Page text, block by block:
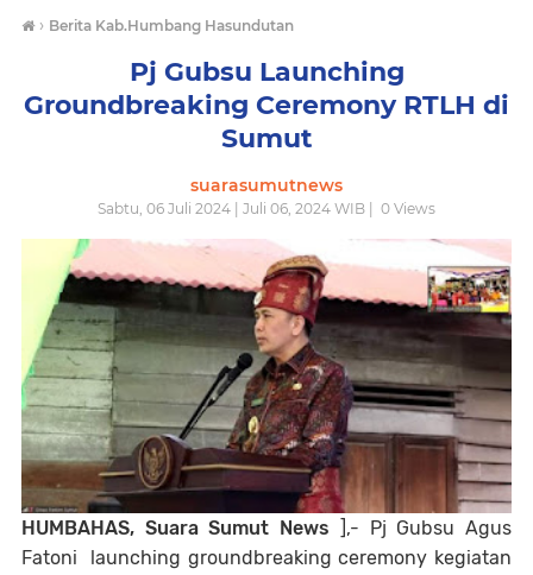
› Berita Kab.Humbang Hasundutan
Pj Gubsu Launching
Groundbreaking Ceremony RTLH di
Sumut
suarasumutnews
Sabtu, 06 Juli 2024 | Juli 06, 2024 WIB | 0 Views
HUMBAHAS, Suara Sumut News ],- Pj Gubsu Agus
Fatoni launching groundbreaking ceremony kegiatan